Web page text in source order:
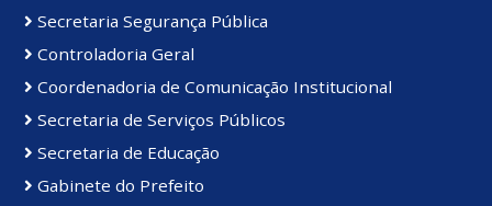
Secretaria Segurança Pública
Controladoria Geral
Coordenadoria de Comunicação Institucional
Secretaria de Serviços Públicos
Secretaria de Educação
Gabinete do Prefeito